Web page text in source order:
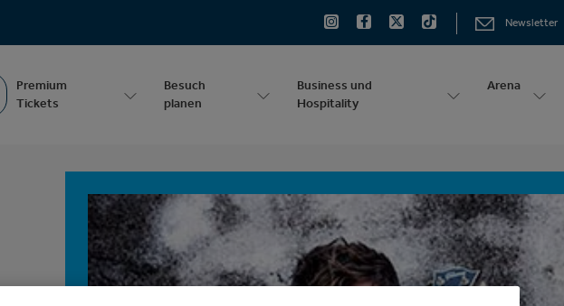
Newsletter
Premium
Tickets
Besuch
planen
Business und
Hospitality
Arena
Dein Event Alarm
jetzt unseren Newsletter und erfahre zuerst,
für Michael Patrick Kelly Tickets, Zusatztermine oder
Ticketkontingente verfügbar sind.